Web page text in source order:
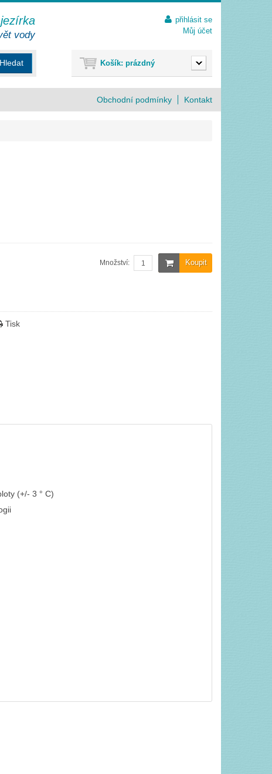
Koupit
Množství:
Tisk
(+/- 3 ° C)
Obchodní podmínky Kontakt
Hledat
přihlásit se
Můj účet
Košík: prázdný
vody